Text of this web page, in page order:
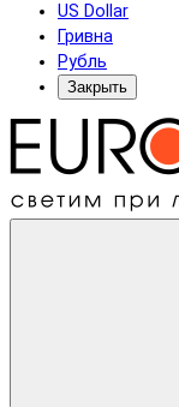
US Dollar
Гривна
Рубль
Закрыть